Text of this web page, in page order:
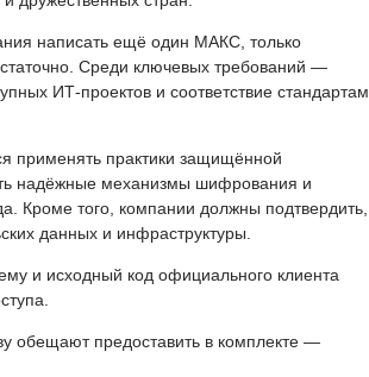
написать ещё один МАКС, только
Среди ключевых требований —
ИТ-проектов и соответствие стандартам
применять практики защищённой
надёжные механизмы шифрования и
Кроме того, компании должны подтвердить,
данных и инфраструктуры.
и исходный код официального клиента
обещают предоставить в комплекте —